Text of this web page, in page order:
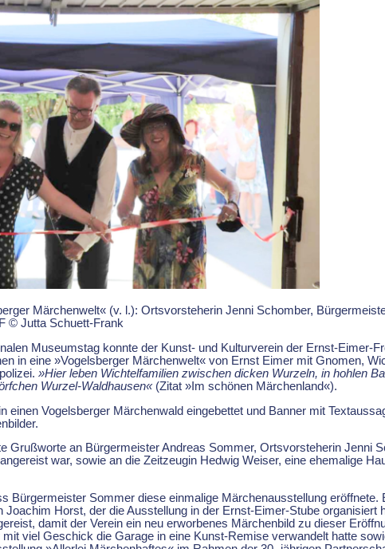
Märchenwelt« (v. l.): Ortsvorsteherin Jenni Schomber,
© Jutta Schuett-Frank
Museumstag konnte der Kunst- und Kulturverein der Ernst-Eimer-
in eine »Vogelsberger Märchenwelt« von Ernst Eimer mit Gnomen,
»Hier leben Wichtelfamilien zwischen dicken Wurzeln, in hohlen
Wurzel-Waldhausen«(Zitat »Im schönen Märchenland«).
einen Vogelsberger Märchenwald eingebettet und Banner mit
Grußworte an Bürgermeister Andreas Sommer, Ortsvorsteherin Jenni
war, sowie an die Zeitzeugin Hedwig Weiser, eine ehemalige
Bürgermeister Sommer diese einmalige Märchenausstellung eröffnete.
Joachim Horst, der die Ausstellung in der Ernst-Eimer-Stube organisiert
damit der Verein ein neu erworbenes Märchenbild zu dieser
viel Geschick die Garage in eine Kunst-Remise verwandelt hatte